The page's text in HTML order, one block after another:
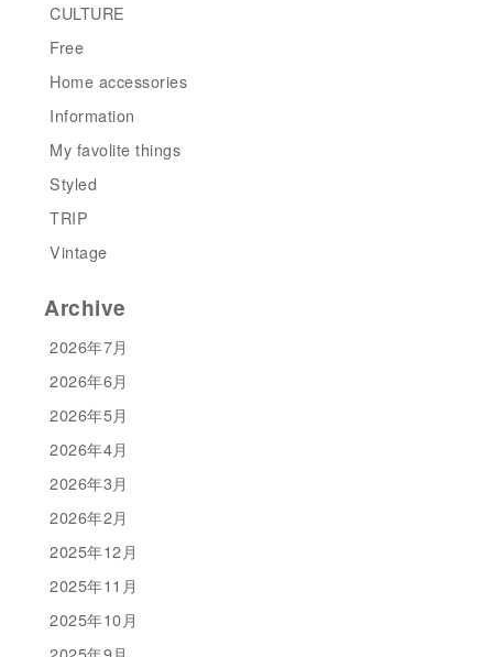
CULTURE
Free
Home accessories
Information
My favolite things
Styled
TRIP
Vintage
Archive
2026年7月
2026年6月
2026年5月
2026年4月
2026年3月
2026年2月
2025年12月
2025年11月
2025年10月